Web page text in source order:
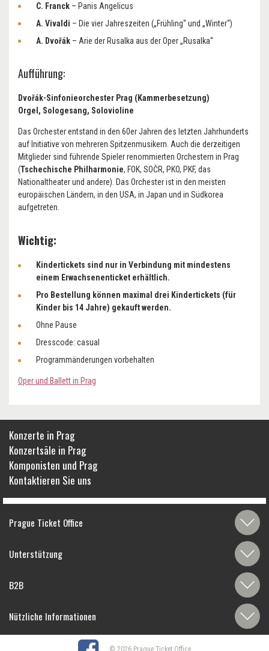
C. Franck – Panis Angelicus
A. Vivaldi – Die vier Jahreszeiten („Frühling“ und „Winter“)
A. Dvořák – Arie der Rusalka aus der Oper „Rusalka“
Aufführung:
Dvořák-Sinfonieorchester Prag (Kammerbesetzung)
Orgel, Sologesang, Solovioline
Das Orchester entstand in den 60er Jahren des letzten Jahrhunderts
auf Initiative von mehreren Spitzenmusikern. Auch die derzeitigen
Mitglieder sind führende Spieler renommierten Orchestern in Prag
(Tschechische Philharmonie, FOK, SOČR, PKO, PKF, das
Nationaltheater und andere). Das Orchester ist in den meisten
europäischen Ländern, in den USA, in Japan und in Südkorea
aufgetreten.
Wichtig:
Kindertickets sind nur in Verbindung mit mindestens
einem Erwachsenenticket erhältlich.
Pro Bestellung können maximal drei Kindertickets (für
Kinder bis 14 Jahre) gekauft werden.
Ohne Pause
Dresscode: casual
Programmänderungen vorbehalten
Oper und Ballett in Prag
Konzerte in Prag
Konzertsäle in Prag
Komponisten und Prag
Kontaktieren Sie uns
Prague Ticket Office
Unterstützung
B2B
Nützliche Informationen